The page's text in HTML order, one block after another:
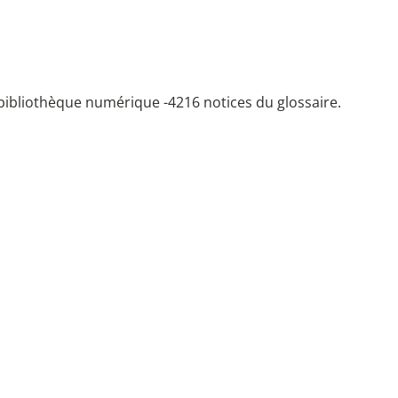
numérique -4216 notices du glossaire.